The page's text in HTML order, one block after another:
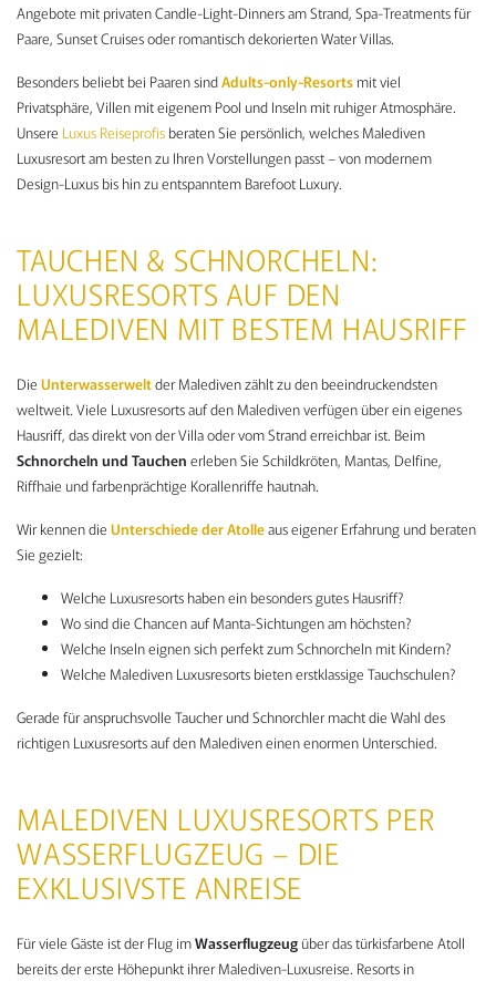
Angebote mit privaten Candle-Light-Dinners am Strand, Spa-Treatments für
Paare, Sunset Cruises oder romantisch dekorierten Water Villas.
Besonders beliebt bei Paaren sindAdults-only-Resorts mit viel
Privatsphäre, Villen mit eigenem Pool und Inseln mit ruhiger Atmosphäre.
Unsere Luxus Reiseprofis beraten Sie persönlich, welches Malediven
Luxusresort am besten zu Ihren Vorstellungen passt – von modernem
Design-Luxus bis hin zu entspanntem Barefoot Luxury.
TAUCHEN & SCHNORCHELN:
LUXUSRESORTS AUF DEN
MALEDIVEN MIT BESTEM HAUSRIFF
Die Unterwasserweltder Malediven zählt zu den beeindruckendsten
weltweit. Viele Luxusresorts auf den Malediven verfügen über ein eigenes
Hausriff, das direkt von der Villa oder vom Strand erreichbar ist. Beim
Schnorcheln und Tauchen erleben Sie Schildkröten, Mantas, Delfine,
Riffhaie und farbenprächtige Korallenriffe hautnah.
Wir kennen die Unterschiede der Atolleaus eigener Erfahrung und beraten
Sie gezielt:
Welche Luxusresorts haben ein besonders gutes Hausriff?
Wo sind die Chancen auf Manta-Sichtungen am höchsten?
Welche Inseln eignen sich perfekt zum Schnorcheln mit Kindern?
Welche Malediven Luxusresorts bieten erstklassige Tauchschulen?
Gerade für anspruchsvolle Taucher und Schnorchler macht die Wahl des
richtigen Luxusresorts auf den Malediven einen enormen Unterschied.
MALEDIVEN LUXUSRESORTS PER
WASSERFLUGZEUG – DIE
EXKLUSIVSTE ANREISE
Für viele Gäste ist der Flug imWasserflugzeug über das türkisfarbene Atoll
bereits der erste Höhepunkt ihrer Malediven-Luxusreise. Resorts in